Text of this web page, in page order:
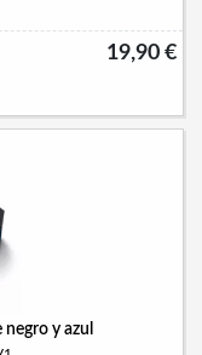
19,90 €
y azul